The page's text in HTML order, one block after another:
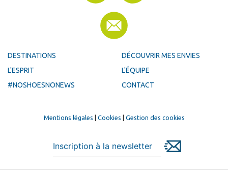
DESTINATIONS
DÉCOUVRIR MES ENVIES
L'ESPRIT
L'ÉQUIPE
#NOSHOESNONEWS
CONTACT
Mentions légales | Cookies | Gestion des cookies